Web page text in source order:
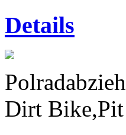
Details
Dirt